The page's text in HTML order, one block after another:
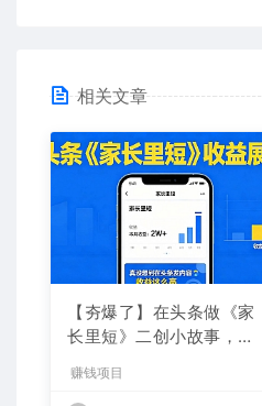
相关文章
【夯爆了】在头条做《家
长里短》二创小故事，这
赚钱项目